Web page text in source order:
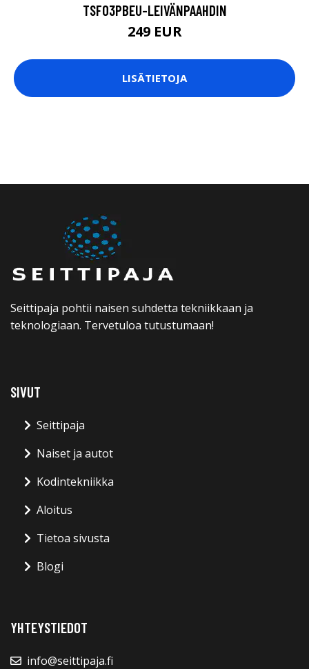
TSF03PBEU-LEIVÄNPAAHDIN
249 EUR
LISÄTIETOJA
Seittipaja pohtii naisen suhdetta tekniikkaan ja
teknologiaan. Tervetuloa tutustumaan!
SIVUT
Seittipaja
Naiset ja autot
Kodintekniikka
Aloitus
Tietoa sivusta
Blogi
YHTEYSTIEDOT
info@seittipaja.fi